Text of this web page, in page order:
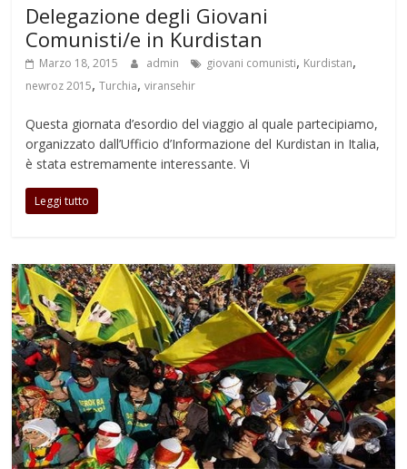
Delegazione degli Giovani
Comunisti/e in Kurdistan
Marzo 18, 2015 admin giovani comunisti, Kurdistan,
newroz 2015,Turchia,viransehir
Questa giornata d’esordio del viaggio al quale partecipiamo,
organizzato dall’Ufficio d’Informazione del Kurdistan in Italia,
è stata estremamente interessante. Vi
Leggi tutto